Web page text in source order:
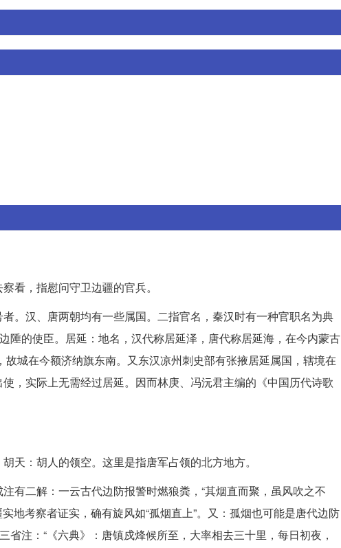
看，指慰问守卫边疆的官兵。
。汉、唐两朝均有一些属国。二指官名，秦汉时有一种官职名为典
陲的使臣。居延：地名，汉代称居延泽，唐代称居延海，在今内蒙古
城在今额济纳旗东南。又东汉凉州刺史部有张掖居延属国，辖境在
，实际上无需经过居延。因而林庚、冯沅君主编的《中国历代诗歌
：胡人的领空。这里是指唐军占领的北方地方。
二解：一云古代边防报警时燃狼粪，“其烟直而聚，虽风吹之不
地考察者证实，确有旋风如“孤烟直上”。又：孤烟也可能是唐代边防
注：“《六典》：唐镇戍烽候所至，大率相去三十里，每日初夜，